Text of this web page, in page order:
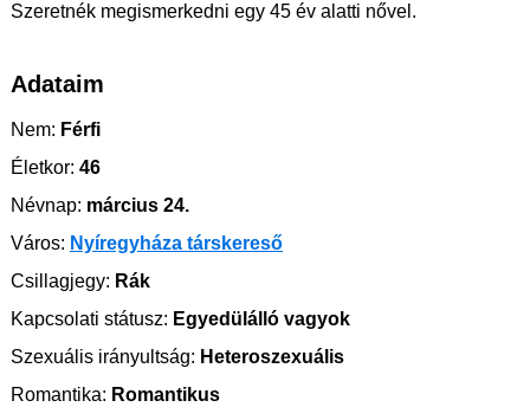
Szeretnék megismerkedni egy 45 év alatti nővel.
Adataim
Nem: Férfi
Életkor: 46
Névnap: március 24.
Város: Nyíregyháza társkereső
Csillagjegy: Rák
Kapcsolati státusz: Egyedülálló vagyok
Szexuális irányultság: Heteroszexuális
Romantika: Romantikus